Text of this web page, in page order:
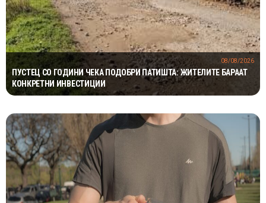
ПУСТЕЦ СО ГОДИНИ ЧЕКА ПОДОБРИ ПАТИШТА: ЖИТЕЛИТЕ БАРААТ
КОНКРЕТНИ ИНВЕСТИЦИИ
08/08/2026